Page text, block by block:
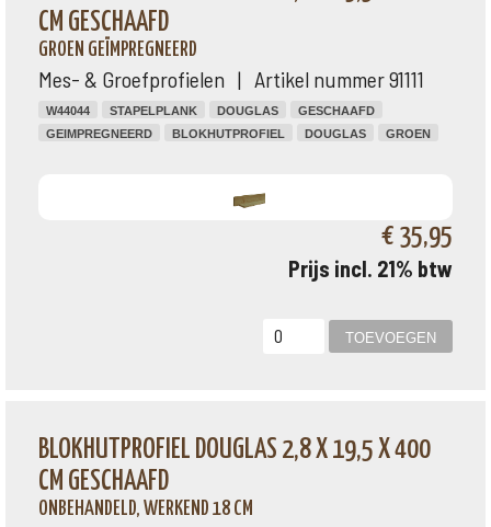
CM GESCHAAFD
GROEN GEÏMPREGNEERD
Mes- & Groefprofielen | Artikel nummer 91111
W44044 STAPELPLANK DOUGLAS
GESCHAAFD
GEIMPREGNEERD
BLOKHUTPROFIEL DOUGLAS GROEN
€ 35,95
Prijs incl. 21% btw
BLOKHUTPROFIEL DOUGLAS 2,8 X 19,5 X 400
CM GESCHAAFD
ONBEHANDELD, WERKEND 18 CM